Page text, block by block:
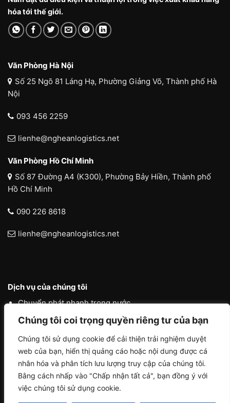
Chúng tôi coi trọng quyền riêng tư của bạn
Chúng tôi sử dụng cookie để cải thiện trải nghiệm duyệt
web của bạn, hiển thị quảng cáo hoặc nội dung được cá
nhân hóa và phân tích lưu lượng truy cập của chúng tôi.
Bằng cách nhấp vào "Chấp nhận tất cả", bạn đồng ý với
việc chúng tôi sử dụng cookie.
hóa tới thế giới.
Văn Phòng Hà Nội
Số 25 Ngõ 81 Láng Hạ, Phường Giảng Võ, Thành phố Hà
Nội
093 456 2259
lienhe@ngheanlogistics.net
Văn Phòng Hồ Chí Minh
Số 87 Đường A4 (K300), Phường Bảy Hiền, Thành phố
Hồ Chí Minh
090 226 8618
lienhe@ngheanlogistics.net
Dịch vụ của chúng tôi
Chuyển phát nhanh trong nước
Chuyển phát nhanh quốc tế
Liên vận quốc tế
Logistics vận tải nội địa